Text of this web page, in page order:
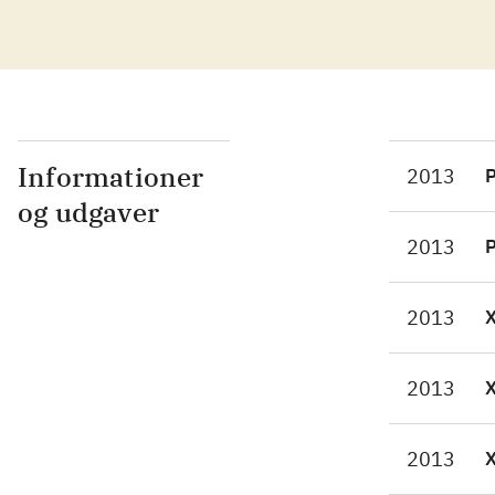
Informationer
og udgaver
2013
2013
2013
2013
2013